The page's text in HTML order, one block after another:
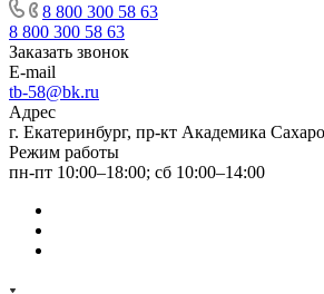
8 800 300 58 63
8 800 300 58 63
Заказать звонок
E-mail
tb-58@bk.ru
Адрес
г. Екатеринбург, пр-кт Академика
Режим работы
пн-пт 10:00–18:00; сб 10:00–14:00